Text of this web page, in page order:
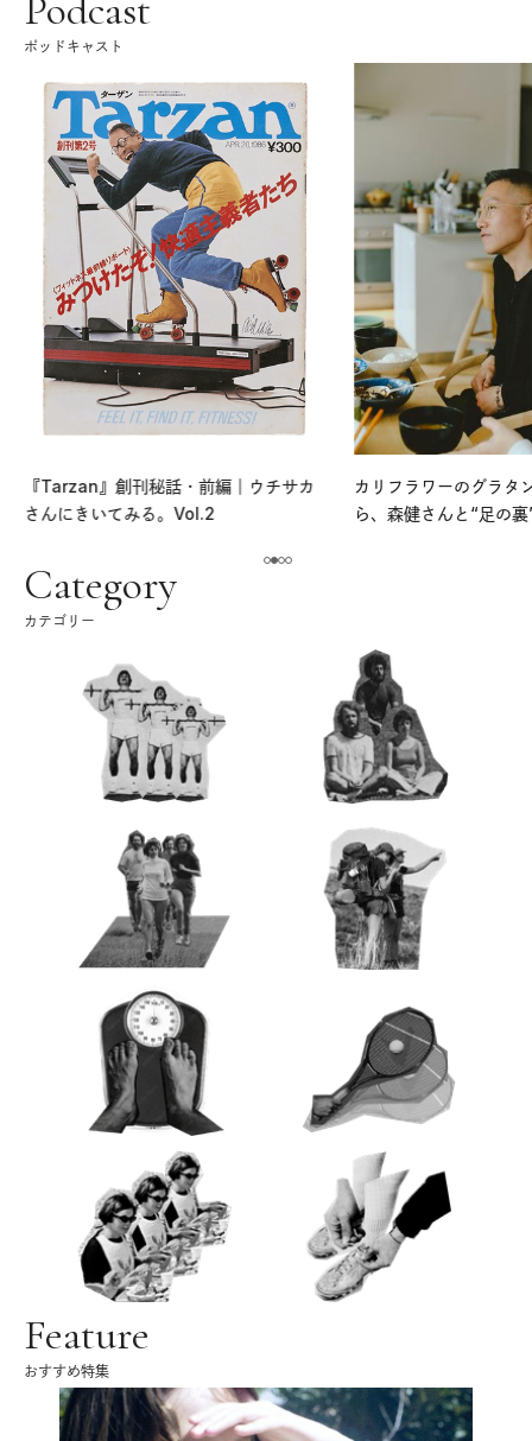
ポッドキャスト
『Tarzan』創刊秘話・前編｜ウチサカ
さんにきいてみる。Vol.2
カリフラワーのグラタ
ら、森健さんと“足の
Category
カテゴリー
Feature
おすすめ特集